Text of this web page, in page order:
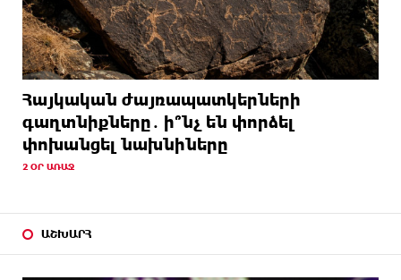
Հայկական ժայռապատկերների
գաղտնիքները․ ի՞նչ են փորձել
փոխանցել նախնիները
2 ՕՐ ԱՌԱՋ
ԱՇԽԱՐՀ